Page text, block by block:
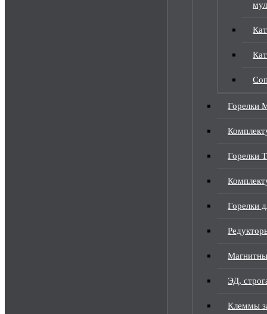
Горелки
Горелки
Горелки
ЭД,
Клеммы